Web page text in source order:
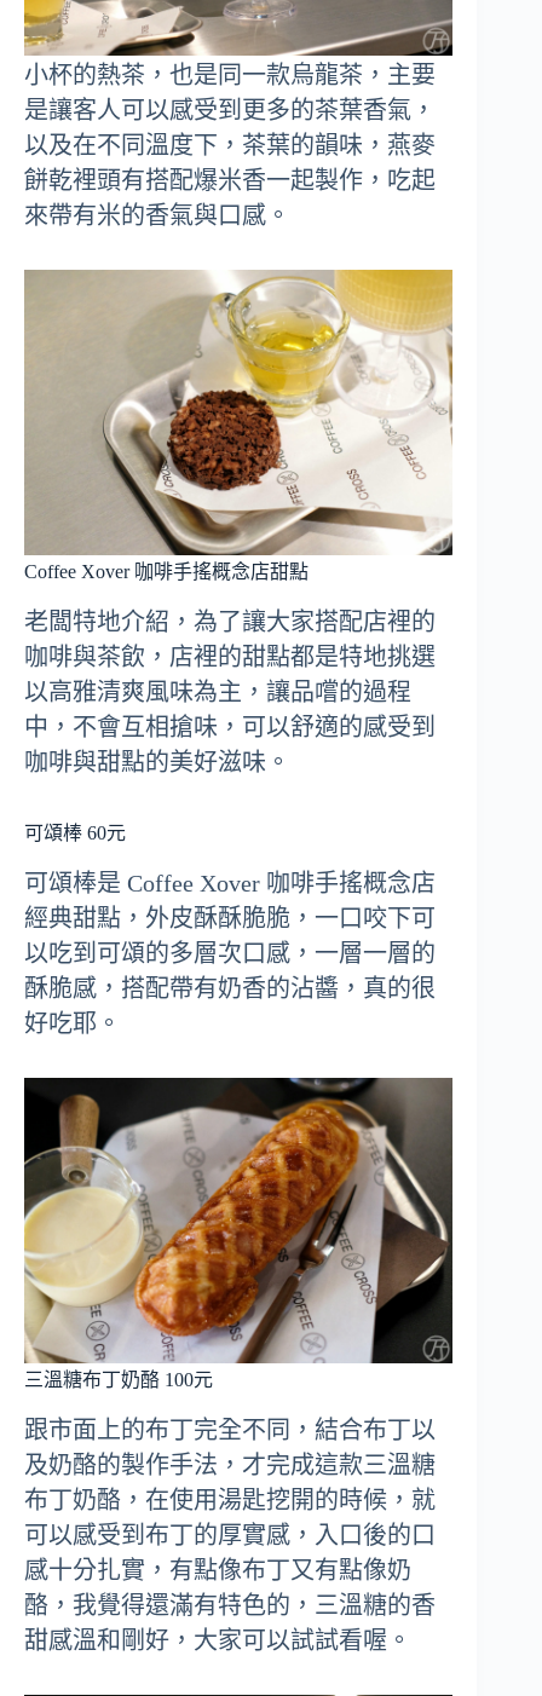
小杯的熱茶，也是同一款烏龍茶，主要
是讓客人可以感受到更多的茶葉香氣，
以及在不同溫度下，茶葉的韻味，燕麥
餅乾裡頭有搭配爆米香一起製作，吃起
來帶有米的香氣與口感。
Coffee Xover 咖啡手搖概念店甜點
老闆特地介紹，為了讓大家搭配店裡的
咖啡與茶飲，店裡的甜點都是特地挑選
以高雅清爽風味為主，讓品嚐的過程
中，不會互相搶味，可以舒適的感受到
咖啡與甜點的美好滋味。
可頌棒 60元
可頌棒是 Coffee Xover 咖啡手搖概念店
經典甜點，外皮酥酥脆脆，一口咬下可
以吃到可頌的多層次口感，一層一層的
酥脆感，搭配帶有奶香的沾醬，真的很
好吃耶。
三溫糖布丁奶酪 100元
跟市面上的布丁完全不同，結合布丁以
及奶酪的製作手法，才完成這款三溫糖
布丁奶酪，在使用湯匙挖開的時候，就
可以感受到布丁的厚實感，入口後的口
感十分扎實，有點像布丁又有點像奶
酪，我覺得還滿有特色的，三溫糖的香
甜感溫和剛好，大家可以試試看喔。